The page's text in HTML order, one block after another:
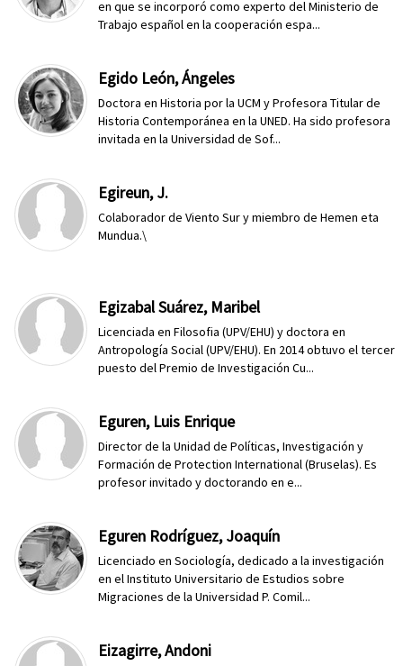
en que se incorporó como experto del Ministerio de
Trabajo español en la cooperación espa...
Egido León, Ángeles
Doctora en Historia por la UCM y Profesora Titular de
Historia Contemporánea en la UNED. Ha sido profesora
invitada en la Universidad de Sof...
Egireun, J.
Colaborador de Viento Sur y miembro de Hemen eta
Mundua.\
Egizabal Suárez, Maribel
Licenciada en Filosofia (UPV/EHU) y doctora en
Antropología Social (UPV/EHU). En 2014 obtuvo el tercer
puesto del Premio de Investigación Cu...
Eguren, Luis Enrique
Director de la Unidad de Políticas, Investigación y
Formación de Protection International (Bruselas). Es
profesor invitado y doctorando en e...
Eguren Rodríguez, Joaquín
Licenciado en Sociología, dedicado a la investigación
en el Instituto Universitario de Estudios sobre
Migraciones de la Universidad P. Comil...
Eizagirre, Andoni